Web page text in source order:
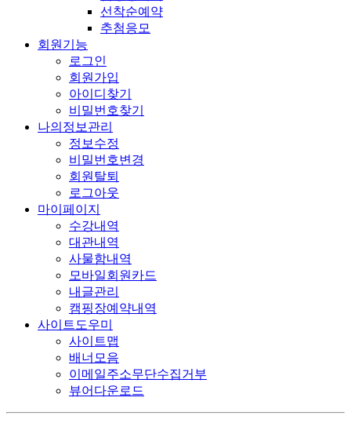
선착순예약
추첨응모
회원기능
로그인
회원가입
아이디찾기
비밀번호찾기
나의정보관리
정보수정
비밀번호변경
회원탈퇴
로그아웃
마이페이지
수강내역
대관내역
사물함내역
모바일회원카드
내글관리
캠핑장예약내역
사이트도우미
사이트맵
배너모음
이메일주소무단수집거부
뷰어다운로드